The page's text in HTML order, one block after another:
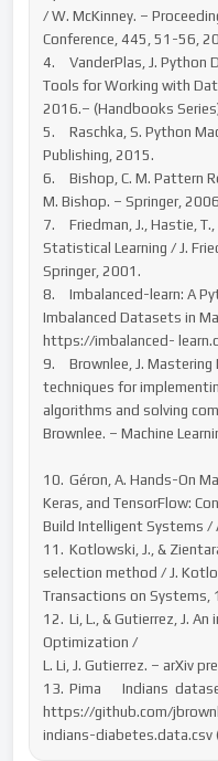
/ W. McKinney. –
Conference, 445, 51-56,
4.	VanderPlas, J. Python Data Science Handbook: Essential
Tools for Working with
2016.– (Handbooks
5.	Raschka, S. Python Machine Learning / S. Raschka. – Packt
Publishing, 2015.
6.	Bishop, C. M. Pattern Recognition and Machine Learning / C.
M. Bishop. – Springer,
7.	Friedman, J., Hastie, T., & Tibshirani, R. The Elements of
Statistical Learning / J.
Springer, 2001.
8.	Imbalanced-learn: A Python Toolbox to Tackle the Curse of
Imbalanced Datasets in
https://imbalanced-
9.	Brownlee, J. Mastering Machine Learning Algorithms: Expert
techniques for
algorithms and solving
Brownlee. – Machine
10.	Géron, A. Hands-On Machine Learning with Scikit-Learn,
Keras, and TensorFlow:
Build Intelligent Systems /
11.	Kotlowski, J., & Zientara, M. Boruta: An all relevant feature
selection method / J.
Transactions on
12.	Li, L., & Gutierrez, J. An introduction to Bayesian
Optimization /
L. Li, J. Gutierrez. – arXiv
13.	Pima	Indians	dataset:	URL:
https://github.com/
indians-